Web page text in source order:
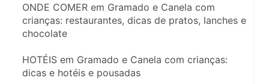
ONDE COMER em Gramado e Canela com
crianças: restaurantes, dicas de pratos, lanches e
chocolate
HOTÉIS em Gramado e Canela com crianças:
dicas e hotéis e pousadas